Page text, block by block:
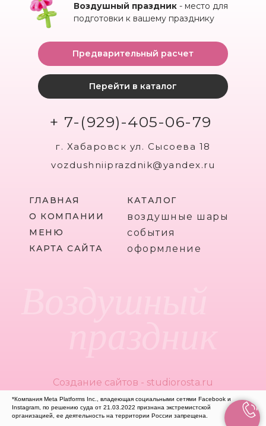
Воздушный праздник - место для
подготовки к вашему празднику
ГЛАВНАЯ
Создание сайтов - studiorosta.ru
Перейти в каталог
Предварительный расчет
+ 7-(929)-405-06-79
г. Хабаровск ул. Сысоева 18
vozdushniiprazdnik@yandex.ru
О КОМПАНИИ
КАРТА САЙТА
МЕНЮ
КАТАЛОГ
воздушные шары
события
оформление
*Компания Meta Platforms Inc., владеющая социальными сетями Facebook и
Instagram, по решению суда от 21.03.2022 признана экстремистской
организацией, ее деятельность на территории России запрещена.